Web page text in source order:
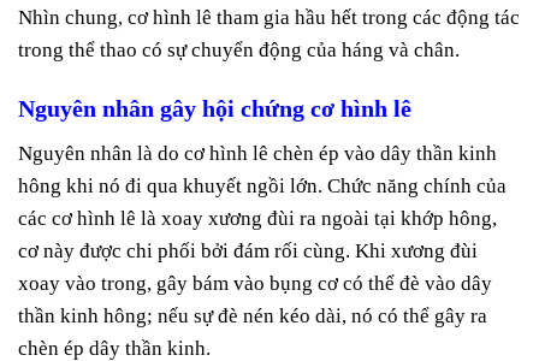
Nhìn chung, cơ hình lê tham gia hầu hết trong các động tác
trong thể thao có sự chuyển động của háng và chân.
Nguyên nhân gây hội chứng cơ hình lê
Nguyên nhân là do cơ hình lê chèn ép vào dây thần kinh
hông khi nó đi qua khuyết ngồi lớn. Chức năng chính của
các cơ hình lê là xoay xương đùi ra ngoài tại khớp hông,
cơ này được chi phối bởi đám rối cùng. Khi xương đùi
xoay vào trong, gây bám vào bụng cơ có thể đè vào dây
thần kinh hông; nếu sự đè nén kéo dài, nó có thể gây ra
chèn ép dây thần kinh.